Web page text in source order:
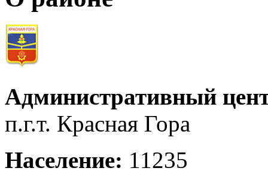
Административный
п.г.т. Красная Гора
Население: 11235